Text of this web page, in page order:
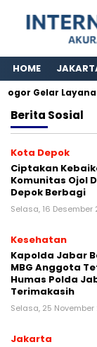
HOME
Gelar Layanan
Berita Sosial
Kota Depok
Ciptakan
Komunitas Ojol
Depok Berbagi
Selasa, 16 Desember
Kesehatan
Kapolda Jabar
MBG Anggota
Humas Polda
Terimakasih
Selasa, 25 November
Jakarta